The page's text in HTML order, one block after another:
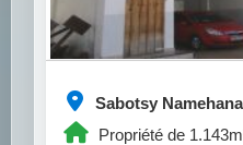
Sabotsy Namehana
Propriété de